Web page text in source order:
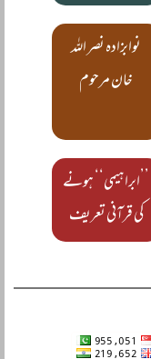
نوابزادہ نصر اللہ
خان مرحوم
’’ابراہیمی‘‘ ہونے
کی قرآنی تعریف